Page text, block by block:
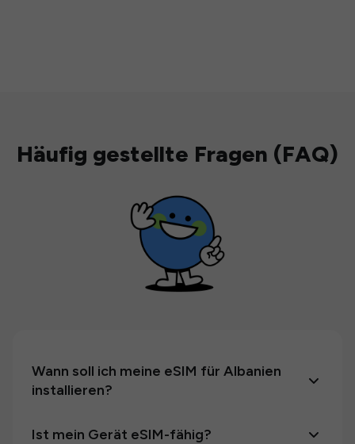
Häufig gestellte Fragen (FAQ)
Wann soll ich meine eSIM für Albanien
installieren?
Ist mein Gerät eSIM-fähig?